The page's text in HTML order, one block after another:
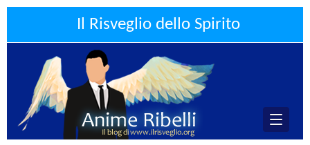
Il Risveglio dello Spirito